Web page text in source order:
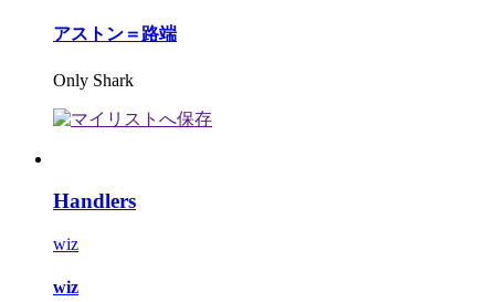
アストン＝路端
Only Shark
Handlers
wiz
wiz